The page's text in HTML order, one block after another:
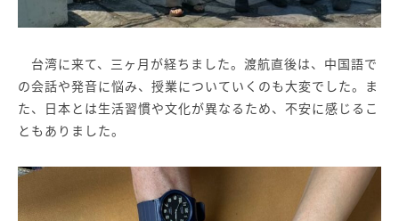
台湾に来て、三ヶ月が経ちました。渡航直後は、中国語で
の会話や発音に悩み、授業についていくのも大変でした。ま
た、日本とは生活習慣や文化が異なるため、不安に感じるこ
ともありました。